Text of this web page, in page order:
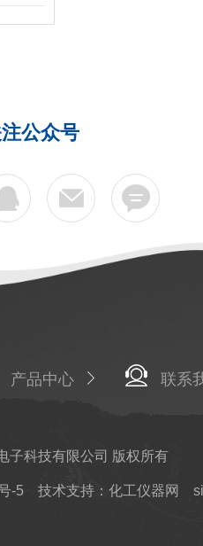
公众号
产品中心 联系
子科技有限公司 版权所有
-5 技术支持：化工仪器网